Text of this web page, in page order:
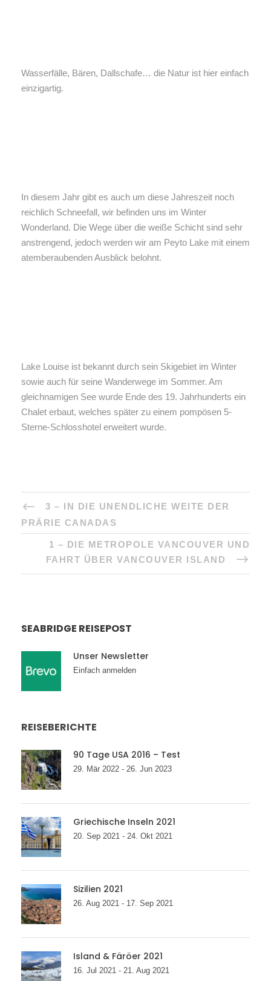
Wasserfälle, Bären, Dallschafe… die Natur ist hier einfach
einzigartig.
In diesem Jahr gibt es auch um diese Jahreszeit noch
reichlich Schneefall, wir befinden uns im Winter
Wonderland. Die Wege über die weiße Schicht sind sehr
anstrengend, jedoch werden wir am Peyto Lake mit einem
atemberaubenden Ausblick belohnt.
Lake Louise ist bekannt durch sein Skigebiet im Winter
sowie auch für seine Wanderwege im Sommer. Am
gleichnamigen See wurde Ende des 19. Jahrhunderts ein
Chalet erbaut, welches später zu einem pompösen 5-
Sterne-Schlosshotel erweitert wurde.
3 – IN DIE UNENDLICHE WEITE DER
PRÄRIE CANADAS
1 – DIE METROPOLE VANCOUVER UND
FAHRT ÜBER VANCOUVER ISLAND
SEABRIDGE REISEPOST
Unser Newsletter
Einfach anmelden
REISEBERICHTE
90 Tage USA 2016 – Test
29. Mär 2022 - 26. Jun 2023
Griechische Inseln 2021
20. Sep 2021 - 24. Okt 2021
Sizilien 2021
26. Aug 2021 - 17. Sep 2021
Island & Färöer 2021
16. Jul 2021 - 21. Aug 2021